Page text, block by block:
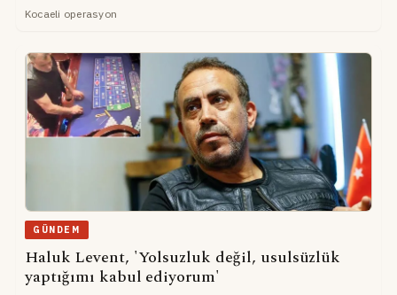
Kocaeli operasyon
GÜNDEM
Haluk Levent, 'Yolsuzluk değil, usulsüzlük
yaptığımı kabul ediyorum'